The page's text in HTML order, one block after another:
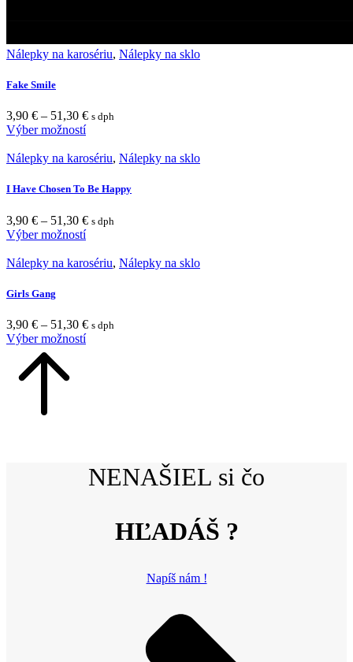
Nálepky na karosériu, Nálepky na sklo
Fake Smile
3,90 € – 51,30 € s dph
Výber možností
Nálepky na karosériu, Nálepky na sklo
I Have Chosen To Be Happy
3,90 € – 51,30 € s dph
Výber možností
Nálepky na karosériu, Nálepky na sklo
Girls Gang
3,90 € – 51,30 € s dph
Výber možností
NENAŠIEL si čo
HĽADÁŠ ?
Napíš nám !